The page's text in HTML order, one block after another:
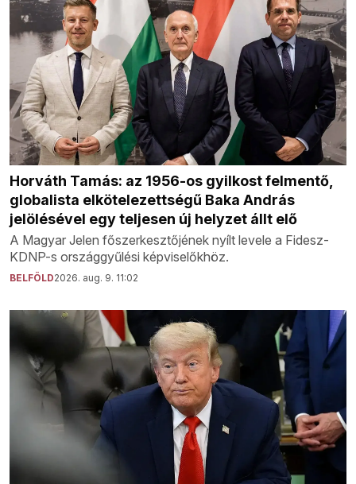
Horváth Tamás: az 1956-os gyilkost felmentő,
globalista elkötelezettségű Baka András
jelölésével egy teljesen új helyzet állt elő
A Magyar Jelen főszerkesztőjének nyílt levele a Fidesz-
KDNP-s országgyűlési képviselőkhöz.
BELFÖLD2026. aug. 9. 11:02